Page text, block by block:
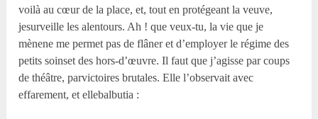
voilà au cœur de la place, et, tout en protégeant la veuve,
jesurveille les alentours. Ah ! que veux-tu, la vie que je
mènene me permet pas de flâner et d’employer le régime des
petits soinset des hors-d’œuvre. Il faut que j’agisse par coups
de théâtre, parvictoires brutales. Elle l’observait avec
effarement, et ellebalbutia :